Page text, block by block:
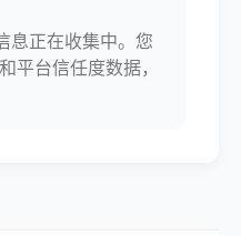
息正在收集中。您
平台信任度数据，